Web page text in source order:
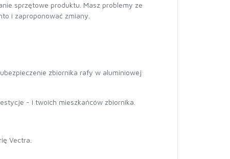
sprzętowe produktu. Masz problemy ze
i zaproponować zmiany.
zbiornika rafy w aluminiowej
- i twoich mieszkańców zbiornika.
Vectra.